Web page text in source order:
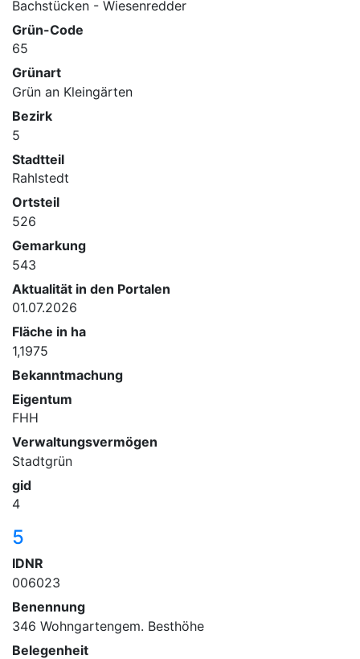
Bachstücken - Wiesenredder
Grün-Code
65
Grünart
Grün an Kleingärten
Bezirk
5
Stadtteil
Rahlstedt
Ortsteil
526
Gemarkung
543
Aktualität in den Portalen
01.07.2026
Fläche in ha
1,1975
Bekanntmachung
Eigentum
FHH
Verwaltungsvermögen
Stadtgrün
gid
4
5
IDNR
006023
Benennung
346 Wohngartengem. Besthöhe
Belegenheit